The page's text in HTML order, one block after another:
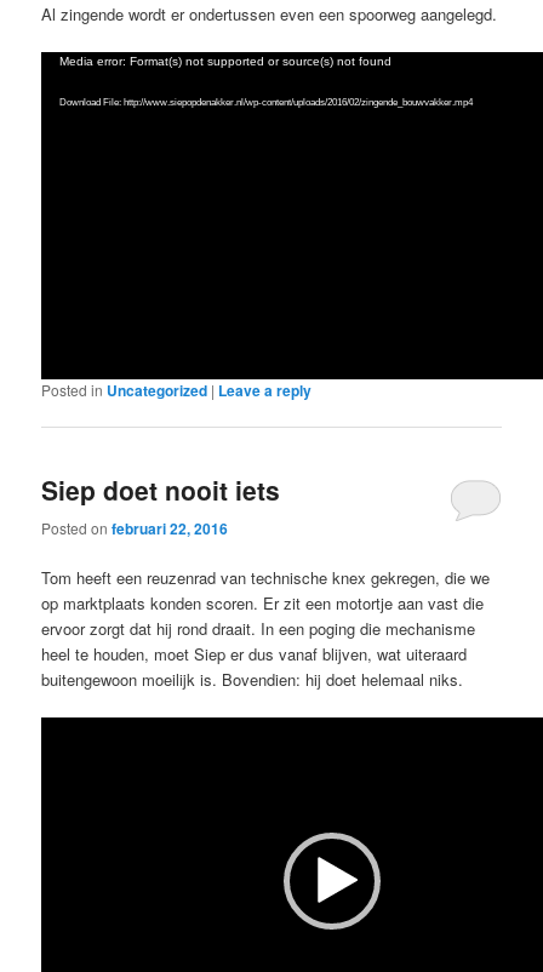
Al zingende wordt er ondertussen even een spoorweg aangelegd.
Video
Media error: Format(s) not supported or source(s) not found
Download File: http://www.siepopdenakker.nl/wp-content/uploads/2016/02/zingende_bouwvakker.mp4
Posted in Uncategorized | Leave a reply
Siep doet nooit iets
Posted onfebruari 22, 2016
Tom heeft een reuzenrad van technische knex gekregen, die we
op marktplaats konden scoren. Er zit een motortje aan vast die
ervoor zorgt dat hij rond draait. In een poging die mechanisme
heel te houden, moet Siep er dus vanaf blijven, wat uiteraard
buitengewoon moeilijk is. Bovendien: hij doet helemaal niks.